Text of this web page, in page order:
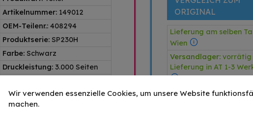
Artikelnummer: 149012
OEM-Teilenr.: 408294
Produktserie: SP230H
Farbe: Schwarz
Druckleistung: 3.000 Seiten
ORIGINAL
Lieferung am selben
Wien
Versandlager:
Lieferung in AT 1-3
Shop 1080 Wien:auf
Wir verwenden essenzielle Cookies, um unsere Website
machen.